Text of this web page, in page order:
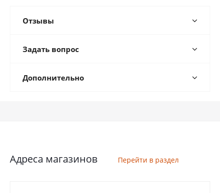
Отзывы
Задать вопрос
Дополнительно
Адреса магазинов Перейти в раздел